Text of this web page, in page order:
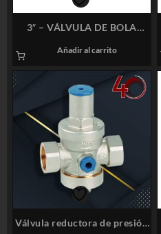
3″ – VÁLVULA DE BOLA
3 CUERPOS CON ACTUADOR
ELÉCTRICO MODELO: S85
Añadir al carrito
Válvula reductora de presión